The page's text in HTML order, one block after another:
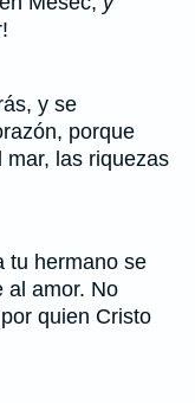
y se
porque
las riquezas
tu hermano se
al amor. No
quien Cristo